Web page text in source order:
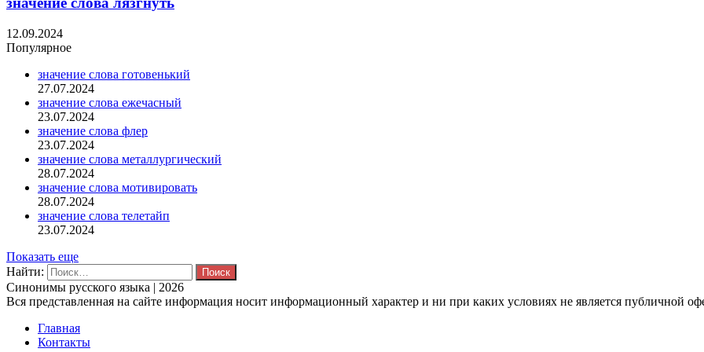
12.09.2024
Популярное
значение слова готовенький
27.07.2024
значение слова ежечасный
23.07.2024
значение слова флер
23.07.2024
значение слова металлургический
28.07.2024
значение слова мотивировать
28.07.2024
значение слова телетайп
23.07.2024
Показать еще
Найти:
Синонимы русского языка | 2026
Вся представленная на сайте информация носит информационный характер и ни при каких условиях не является публичной
Главная
Контакты